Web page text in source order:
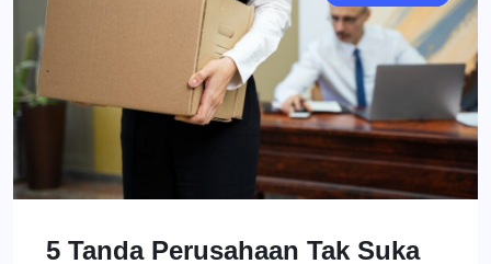
5 Tanda Perusahaan Tak Suka